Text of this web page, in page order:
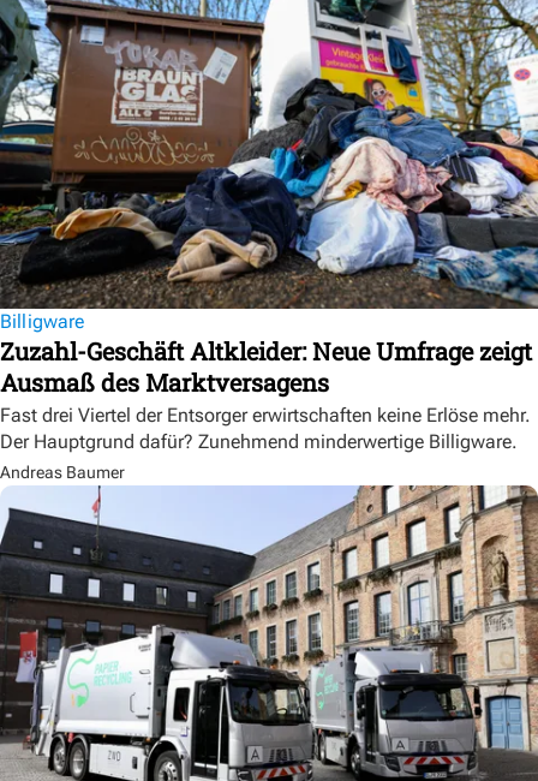
Billigware
Zuzahl-Geschäft Altkleider: Neue Umfrage zeigt
Ausmaß des Marktversagens
Fast drei Viertel der Entsorger erwirtschaften keine Erlöse mehr.
Der Hauptgrund dafür? Zunehmend minderwertige Billigware.
Andreas Baumer